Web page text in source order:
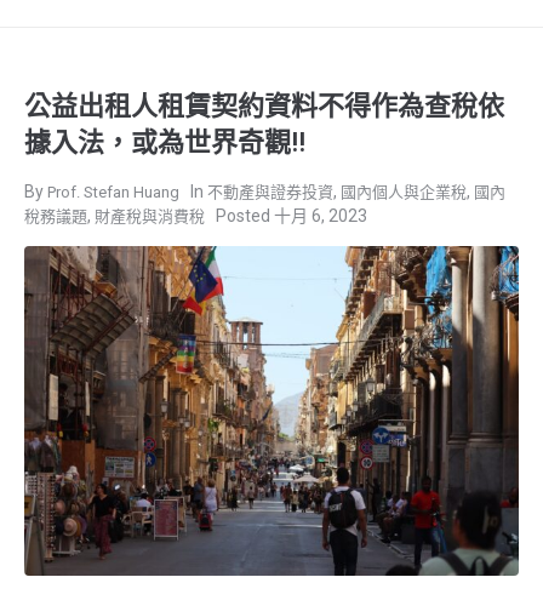
公益出租人租賃契約資料不得作為查稅依
據入法，或為世界奇觀!!
Prof. Stefan Huang 不動產與證券投資, 國內個人與企業稅, 國內
稅務議題, 財產稅與消費稅 十月 6, 2023